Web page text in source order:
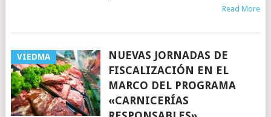
Read More
VIEDMA
NUEVAS JORNADAS DE
FISCALIZACIÓN EN EL
MARCO DEL PROGRAMA
«CARNICERÍAS